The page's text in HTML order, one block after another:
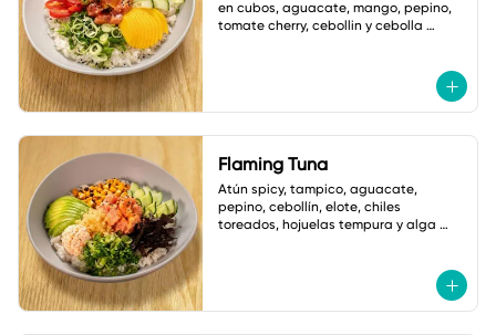
en cubos, aguacate, mango, pepino,
tomate cherry, cebollin y cebolla
Flaming Tuna
Atún spicy, tampico, aguacate,
pepino, cebollín, elote, chiles
toreados, hojuelas tempura y alga